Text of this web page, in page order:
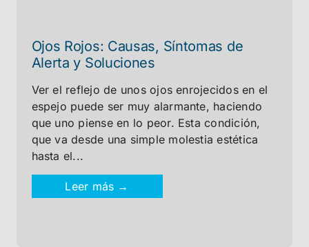
Ojos Rojos: Causas, Síntomas de
Alerta y Soluciones
Ver el reflejo de unos ojos enrojecidos en el
espejo puede ser muy alarmante, haciendo
que uno piense en lo peor. Esta condición,
que va desde una simple molestia estética
hasta el...
Leer más →